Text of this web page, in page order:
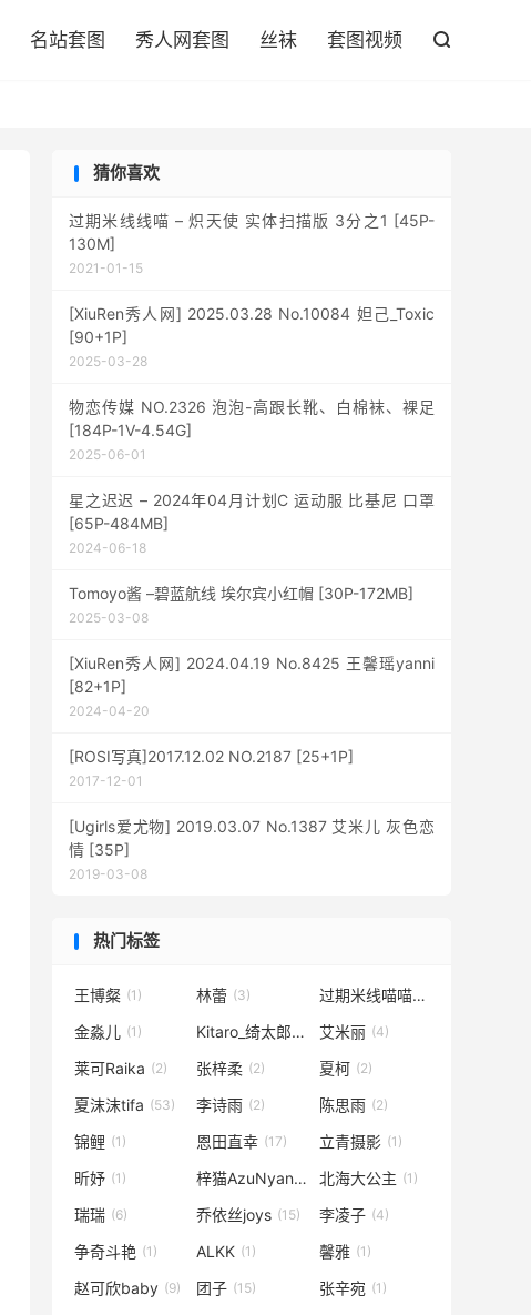
名站套图 秀人网套图 丝袜 套图视频 
猜你喜欢
过期米线线喵 – 炽天使 实体扫描版 3分之1 [45P-
130M]
2021-01-15
[XiuRen秀人网] 2025.03.28 No.10084 妲己_Toxic
[90+1P]
2025-03-28
物恋传媒 NO.2326 泡泡-高跟长靴、白棉袜、裸足
[184P-1V-4.54G]
2025-06-01
星之迟迟 – 2024年04月计划C 运动服 比基尼 口罩
[65P-484MB]
2024-06-18
Tomoyo酱 –碧蓝航线 埃尔宾小红帽 [30P-172MB]
2025-03-08
[XiuRen秀人网] 2024.04.19 No.8425 王馨瑶yanni
[82+1P]
2024-04-20
[ROSI写真]2017.12.02 NO.2187 [25+1P]
2017-12-01
[Ugirls爱尤物] 2019.03.07 No.1387 艾米儿 灰色恋
情 [35P]
2019-03-08
热门标签
王博粲 (1) 林蕾 (3) 过期米线喵喵
(1)
金淼儿 (1) Kitaro_绮太郎(5) 艾米丽 (4)
莱可Raika (2) 张梓柔 (2) 夏柯 (2)
夏沫沫tifa (53) 李诗雨 (2) 陈思雨 (2)
锦鲤 (1) 恩田直幸 (17) 立青摄影 (1)
昕妤 (1) 梓猫AzuNyan(4) 北海大公主 (1)
瑞瑞 (6) 乔依丝joys (15) 李凌子 (4)
争奇斗艳 (1) ALKK (1) 馨雅 (1)
赵可欣baby (9) 团子 (15) 张辛宛 (1)